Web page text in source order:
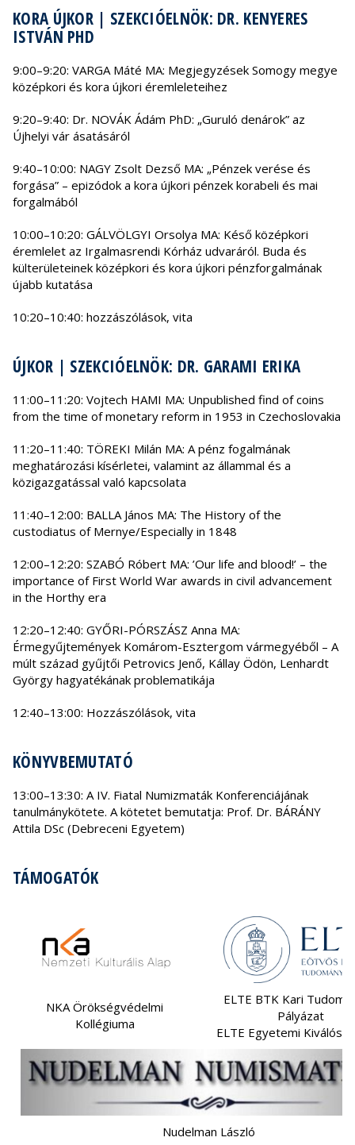
KORA ÚJKOR | SZEKCIÓELNÖK: DR. KENYERES
ISTVÁN PHD
9:00–9:20: VARGA Máté MA: Megjegyzések Somogy megye
középkori és kora újkori éremleleteihez
9:20–9:40: Dr. NOVÁK Ádám PhD: „Guruló denárok” az
Újhelyi vár ásatásáról
9:40–10:00: NAGY Zsolt Dezső MA: „Pénzek verése és
forgása” – epizódok a kora újkori pénzek korabeli és mai
forgalmából
10:00–10:20: GÁLVÖLGYI Orsolya MA: Késő középkori
éremlelet az Irgalmasrendi Kórház udvaráról. Buda és
külterületeinek középkori és kora újkori pénzforgalmának
újabb kutatása
10:20–10:40: hozzászólások, vita
ÚJKOR | SZEKCIÓELNÖK: DR. GARAMI ERIKA
11:00–11:20: Vojtech HAMI MA: Unpublished find of coins
from the time of monetary reform in 1953 in Czechoslovakia
11:20–11:40: TÖREKI Milán MA: A pénz fogalmának
meghatározási kísérletei, valamint az állammal és a
közigazgatással való kapcsolata
11:40–12:00: BALLA János MA: The History of the
custodiatus of Mernye/Especially in 1848
12:00–12:20: SZABÓ Róbert MA: ’Our life and blood!’ – the
importance of First World War awards in civil advancement
in the Horthy era
12:20–12:40: GYŐRI-PÓRSZÁSZ Anna MA:
Érmegyűjtemények Komárom-Esztergom vármegyéből – A
múlt század gyűjtői Petrovics Jenő, Kállay Ödön, Lenhardt
György hagyatékának problematikája
12:40–13:00: Hozzászólások, vita
KÖNYVBEMUTATÓ
13:00–13:30: A IV. Fiatal Numizmaták Konferenciájának
tanulmánykötete. A kötetet bemutatja: Prof. Dr. BÁRÁNY
Attila DSc (Debreceni Egyetem)
TÁMOGATÓK
NKA Örökségvédelmi
Kollégiuma
ELTE BTK Kari
Pályázat
ELTE Egyetemi
Nudelman László